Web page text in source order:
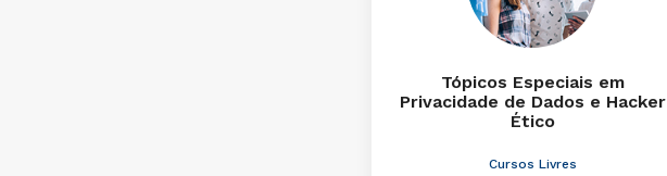
Tópicos Especiais em
Privacidade de Dados e Hacker
Ético
Cursos Livres